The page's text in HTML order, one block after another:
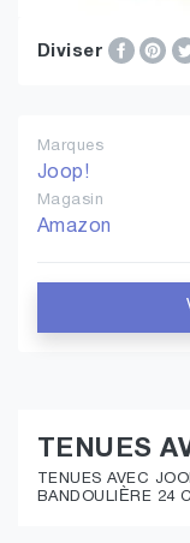
Diviser
Marques
Joop!
Magasin
Amazon
TENUES
TENUES AVEC
BANDOULIÈRE 24